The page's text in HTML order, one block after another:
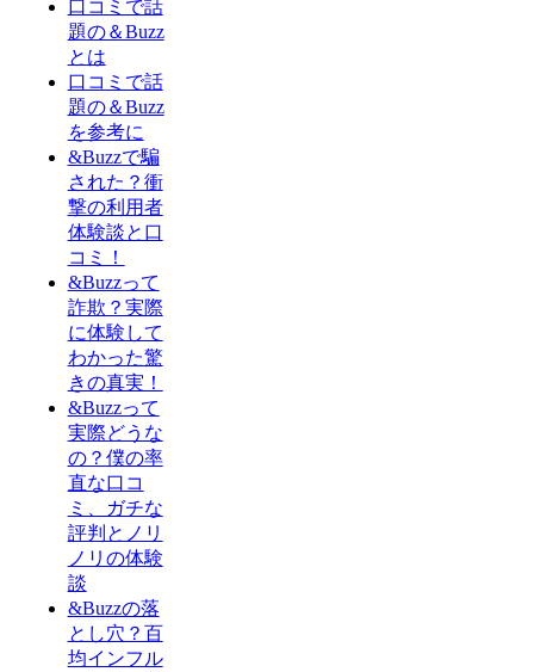
口コミで話
題の＆Buzz
とは
口コミで話
題の＆Buzz
を参考に
&Buzzで騙
された？衝
撃の利用者
体験談と口
コミ！
&Buzzって
詐欺？実際
に体験して
わかった驚
きの真実！
&Buzzって
実際どうな
の？僕の率
直な口コ
ミ、ガチな
評判とノリ
ノリの体験
談
&Buzzの落
とし穴？百
均インフル